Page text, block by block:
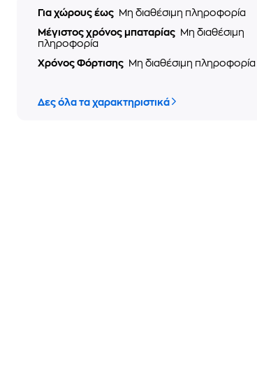
Για χώρους έως Μη διαθέσιμη πληροφορία
Μέγιστος χρόνος μπαταρίας
Μη διαθέσιμη
πληροφορία
Χρόνος Φόρτισης Μη διαθέσιμη πληροφορία
Δες όλα τα χαρακτηριστικά